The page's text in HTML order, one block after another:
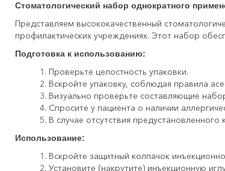
Стоматологический набор однократного
Представляем высококачественный
профилактических учреждениях. Этот набор
Подготовка к использованию:
Проверьте целостность упаковки.
Вскройте упаковку, соблюдая правила
Визуально проверьте составляющие
Спросите у пациента о наличии
В случае отсутствия
Использование:
Вскройте защитный колпачок
Установите (накрутите) инъекционную